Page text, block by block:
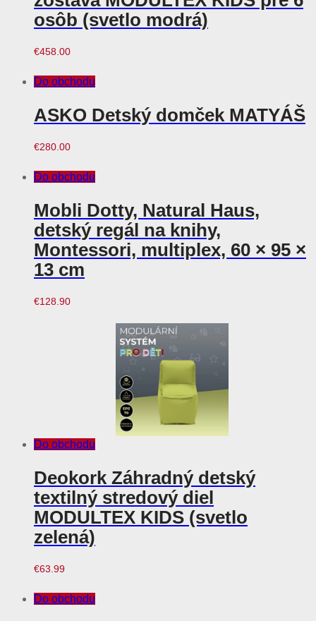
osôb (svetlo modrá)
€458.00
Do obchodu
ASKO Detský domček MATYÁŠ
€280.00
Do obchodu
Mobli Dotty, Natural Haus,
detský regál na knihy,
Montessori, multiplex, 60 × 95 ×
13 cm
€128.90
Do obchodu
Deokork Záhradný detský
textilný stredový diel
MODULTEX KIDS (svetlo
zelená)
€63.99
Do obchodu